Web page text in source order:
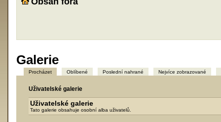
Galerie
Procházet Oblíbené Poslední nahrané Nejvíce zobrazované
Uživatelské galerie
Uživatelské galerie
Tato galerie obsahuje osobní alba uživatelů.